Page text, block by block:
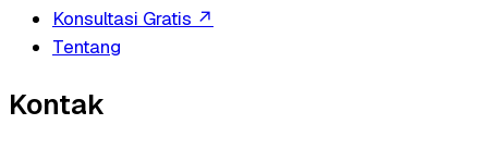
Konsultasi Gratis ↗
Tentang
Kontak